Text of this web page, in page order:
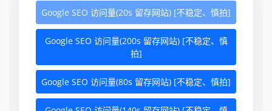
Google SEO 访问量(20s 留存网站) [不稳定、慎拍]
Google SEO 访问量(200s 留存网站) [不稳定、慎
拍]
Google SEO 访问量(80s 留存网站) [不稳定、慎拍]